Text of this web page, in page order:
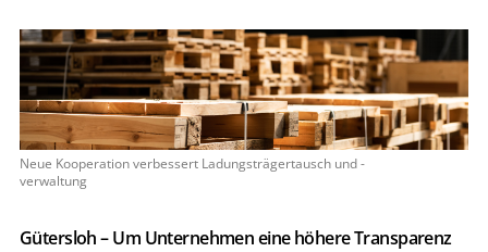
Neue Kooperation verbessert Ladungsträgertausch und -
verwaltung
Gütersloh – Um Unternehmen eine höhere Transparenz